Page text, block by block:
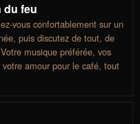
du feu
vous confortablement sur un
puis discutez de tout, de
musique préférée, vos
amour pour le café, tout